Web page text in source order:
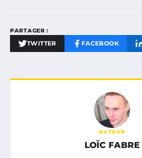
PARTAGER :
TWITTER FACEBOOK
AUTEUR
LOÏC FABRE